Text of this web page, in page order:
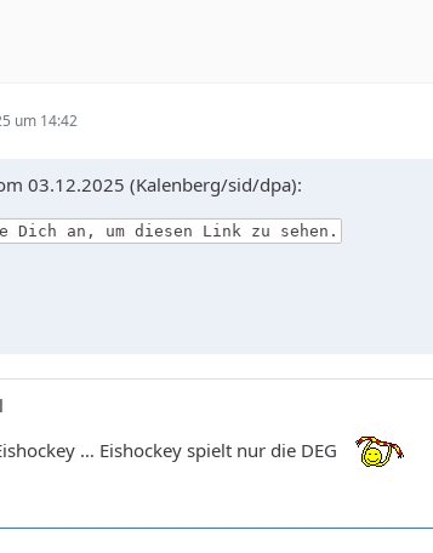
um 14:42
03.12.2025 (Kalenberg/sid/dpa):
Dich an, um diesen Link zu sehen.
… Eishockey spielt nur die DEG